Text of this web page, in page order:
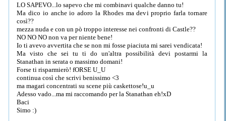
LO SAPEVO...lo sapevo che mi combinavi qualche danno tu!
Ma dico io anche io adoro la Rhodes ma devi proprio farla tornare
così??
mezza nuda e con un pò troppo interesse nei confronti di Castle??
NO NO NO non va per niente bene!
Io ti avevo avvertita che se non mi fosse piaciuta mi sarei vendicata!
Ma visto che sei tu ti do un'altra possibilità devi postarmi la
Stanathan in serata o massimo domani!
Forse ti risparmierò! fORSE U_U
continua così che scrivi benissimo <3
ma magari concentrati su scene più caskettose!u_u
Adesso vado...ma mi raccomando per la Stanathan eh!xD
Baci
Simo :)